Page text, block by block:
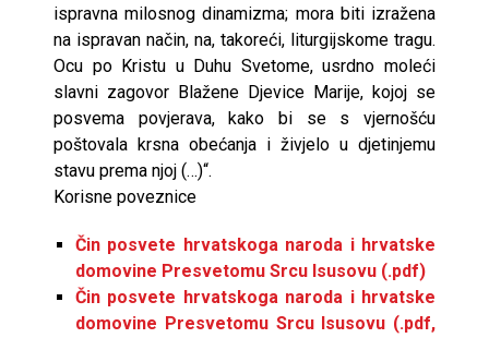
ispravna milosnog dinamizma; mora biti izražena
na ispravan način, na, takoreći, liturgijskome tragu.
Ocu po Kristu u Duhu Svetome, usrdno moleći
slavni zagovor Blažene Djevice Marije, kojoj se
posvema povjerava, kako bi se s vjernošću
poštovala krsna obećanja i živjelo u djetinjemu
stavu prema njoj (…)“.
Korisne poveznice
Čin posvete hrvatskoga naroda i hrvatske
domovine Presvetomu Srcu Isusovu (.pdf)
Čin posvete hrvatskoga naroda i hrvatske
domovine Presvetomu Srcu Isusovu (.pdf,